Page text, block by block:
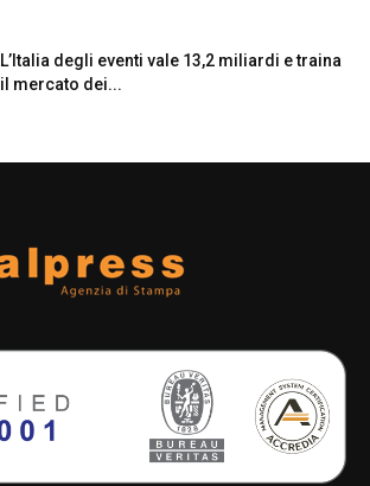
L’Italia degli eventi vale 13,2 miliardi e traina
il mercato dei...